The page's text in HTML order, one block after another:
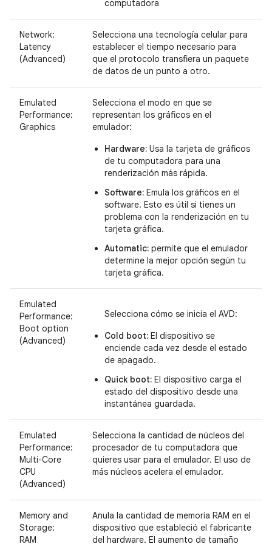
computadora
Network:
Latency
(Advanced)
Selecciona una tecnología celular para
establecer el tiempo necesario para
que el protocolo transfiera un paquete
de datos de un punto a otro.
Emulated
Performance:
Graphics
Selecciona el modo en que se
representan los gráficos en el
emulador:
Hardware: Usa la tarjeta de gráficos
de tu computadora para una
renderización más rápida.
Software: Emula los gráficos en el
software. Esto es útil si tienes un
problema con la renderización en tu
tarjeta gráfica.
Automatic: permite que el emulador
determine la mejor opción según tu
tarjeta gráfica.
Emulated
Performance:
Boot option
(Advanced)
Selecciona cómo se inicia el AVD:
Cold boot: El dispositivo se
enciende cada vez desde el estado
de apagado.
Quick boot: El dispositivo carga el
estado del dispositivo desde una
instantánea guardada.
Emulated
Performance:
Multi-Core
CPU
(Advanced)
Selecciona la cantidad de núcleos del
procesador de tu computadora que
quieres usar para el emulador. El uso de
más núcleos acelera el emulador.
Memory and
Storage:
RAM
Anula la cantidad de memoria RAM en el
dispositivo que estableció el fabricante
del hardware. El aumento de tamaño